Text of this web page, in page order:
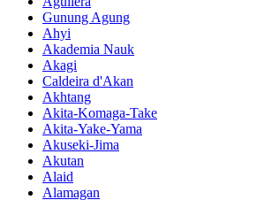
Gunung Agung
Ahyi
Akademia Nauk
Akagi
Caldeira d'Akan
Akhtang
Akita-Komaga-Take
Akita-Yake-Yama
Akuseki-Jima
Akutan
Alaid
Alamagan